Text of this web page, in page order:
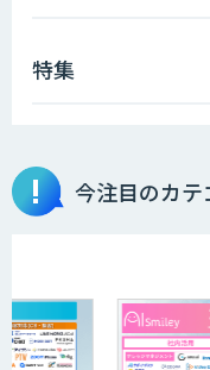
特集
今注目のカテ